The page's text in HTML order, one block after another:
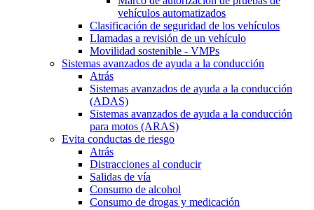
vehículos automatizados
Clasificación de seguridad de los vehículos
Llamadas a revisión de un vehículo
Movilidad sostenible - VMPs
Sistemas avanzados de ayuda a la conducción
Atrás
Sistemas avanzados de ayuda a la conducción
(ADAS)
Sistemas avanzados de ayuda a la conducción
para motos (ARAS)
Evita conductas de riesgo
Atrás
Distracciones al conducir
Salidas de vía
Consumo de alcohol
Consumo de drogas y medicación